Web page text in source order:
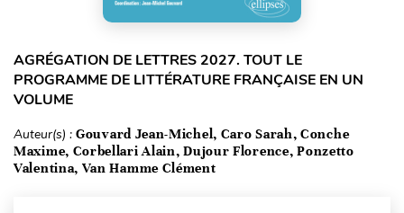
AGRÉGATION DE LETTRES 2027. TOUT LE
PROGRAMME DE LITTÉRATURE FRANÇAISE EN UN
VOLUME
Auteur(s) : Gouvard Jean-Michel, Caro Sarah, Conche
Maxime, Corbellari Alain, Dujour Florence, Ponzetto
Valentina, Van Hamme Clément